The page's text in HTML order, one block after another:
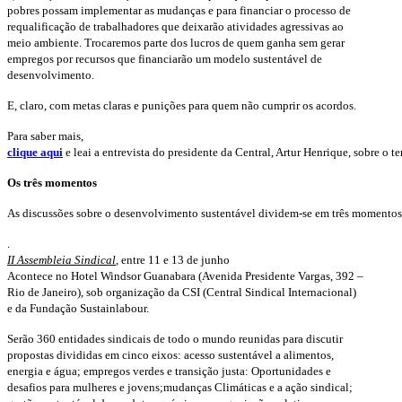
pobres possam implementar as mudanças e para financiar o processo de
requalificação de trabalhadores que deixarão atividades agressivas ao
meio ambiente. Trocaremos parte dos lucros de quem ganha sem gerar
empregos por recursos que financiarão um modelo sustentável de
desenvolvimento.
E, claro, com metas claras e punições para quem não cumprir os acordos.
Para saber mais,
clique aqui e leai a entrevista do presidente da Central, Artur Henrique, sobre o
Os três momentos
As discussões sobre o desenvolvimento sustentável dividem-se em três
.
II Assembleia Sindical, entre 11 e 13 de junho
Acontece no Hotel Windsor Guanabara (Avenida Presidente Vargas, 392 –
Rio de Janeiro), sob organização da CSI (Central Sindical Internacional)
e da Fundação Sustainlabour.
Serão 360 entidades sindicais de todo o mundo reunidas para discutir
propostas divididas em cinco eixos: acesso sustentável a alimentos,
energia e água; empregos verdes e transição justa: Oportunidades e
desafios para mulheres e jovens;mudanças Climáticas e a ação sindical;